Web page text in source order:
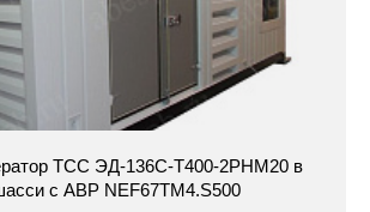
ТСС ЭД-136С-Т400-2РНМ20 в
с АВР NEF67TM4.S500